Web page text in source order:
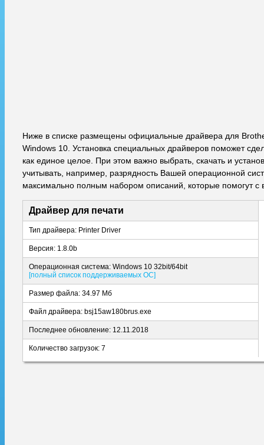
Ниже в списке размещены официальные драйвера для
Windows 10. Установка специальных драйверов поможет
как единое целое. При этом важно выбрать, скачать и
учитывать, например, разрядность Вашей операционной
максимально полным набором описаний, которые помогут с
Драйвер для печати
Тип драйвера: Printer Driver
Версия: 1.8.0b
Операционная система: Windows 10 32bit/64bit
[полный список поддерживаемых ОС]
Размер файла: 34.97 Мб
Файл драйвера: bsj15aw180brus.exe
Последнее обновление: 12.11.2018
Количество загрузок: 7